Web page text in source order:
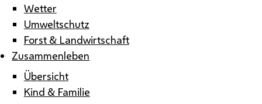
Wetter
Umweltschutz
Forst & Landwirtschaft
Zusammenleben
Übersicht
Kind & Familie